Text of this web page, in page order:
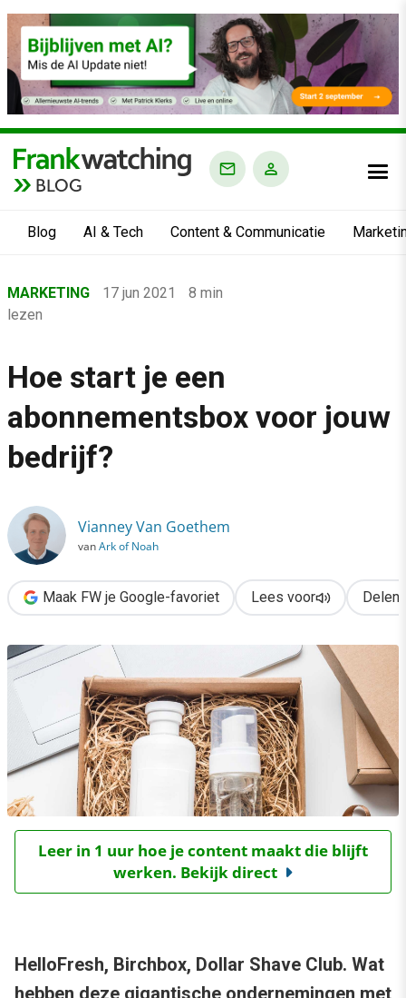
BLOG
Blog AI & Tech Content & Communicatie
›
Marketing
›
Hoe start je een abonnementsbox voor jouw bedrijf?
MARKETING 17 jun 2021
8 min
lezen
Hoe start je een
abonnementsbox voor jouw
bedrijf?
Vianney Van Goethem
vanArk of Noah
Maak FW je Google-favoriet Lees voor Delen
Leer in 1 uur hoe je content maakt die blijft
werken. Bekijk direct
HelloFresh, Birchbox, Dollar Shave Club. Wat